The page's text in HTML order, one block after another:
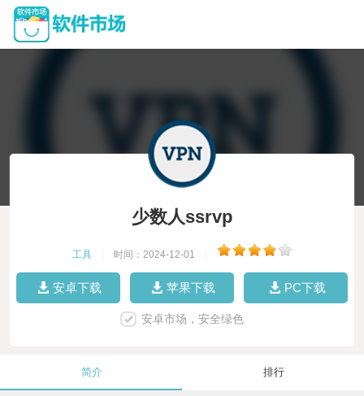
少数人ssrvp
工具 时间：2024-12-01
安卓下载 苹果下载 PC下载
安卓市场，安全绿色
简介 排行